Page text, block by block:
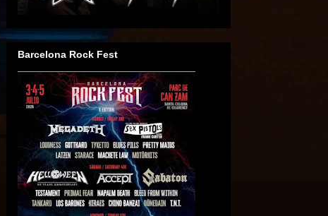
Barcelona Rock Fest